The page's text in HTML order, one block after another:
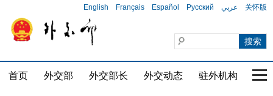
English Français Español Русский عربي 关怀版
首页 外交部 外交部长 外交动态 驻外机构 国